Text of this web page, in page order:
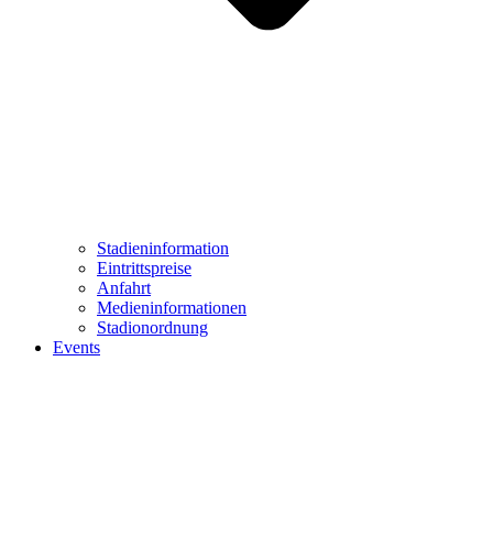
Stadieninformation
Eintrittspreise
Anfahrt
Medieninformationen
Stadionordnung
Events